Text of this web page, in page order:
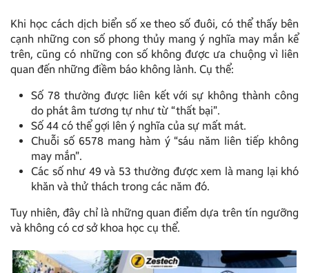
Khi học cách dịch biển số xe theo số đuôi, có thể thấy bên
cạnh những con số phong thủy mang ý nghĩa may mắn kể
trên, cũng có những con số không được ưa chuộng vì liên
quan đến những điềm báo không lành. Cụ thể:
Số 78 thường được liên kết với sự không thành công
do phát âm tương tự như từ “thất bại”.
Số 44 có thể gợi lên ý nghĩa của sự mất mát.
Chuỗi số 6578 mang hàm ý “sáu năm liên tiếp không
may mắn”.
Các số như 49 và 53 thường được xem là mang lại khó
khăn và thử thách trong các năm đó.
Tuy nhiên, đây chỉ là những quan điểm dựa trên tín ngưỡng
và không có cơ sở khoa học cụ thể.